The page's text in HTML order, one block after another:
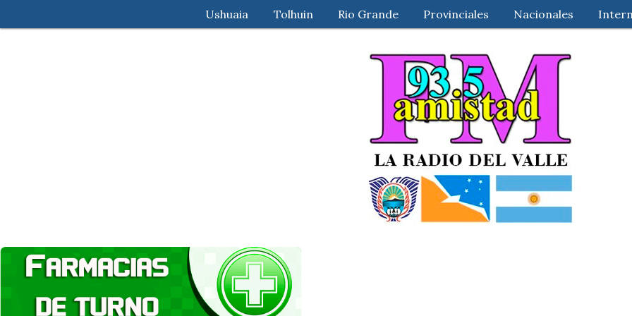
Ushuaia Tolhuin Rio Grande Provinciales Nacionales